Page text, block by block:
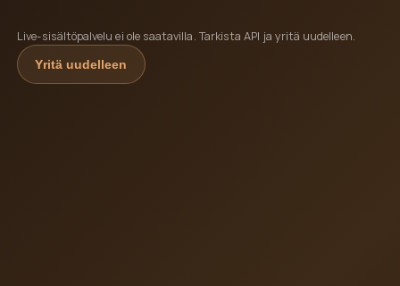
Live-sisältöpalvelu ei ole saatavilla. Tarkista API ja yritä uudelleen.
Yritä uudelleen